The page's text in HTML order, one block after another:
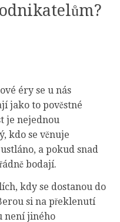
éry se u nás
jako to pověstné
je nejednou
kdo se věnuje
a pokud snad
bodají.
kdy se dostanou do
si na překlenutí
není jiného